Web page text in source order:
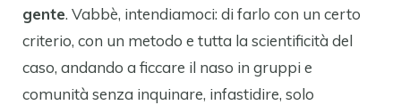
gente. Vabbè, intendiamoci: di farlo con un certo
criterio, con un metodo e tutta la scientificità del
caso, andando a ficcare il naso in gruppi e
comunità senza inquinare, infastidire, solo